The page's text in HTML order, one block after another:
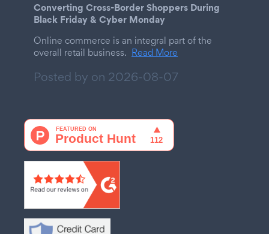
Converting Cross-Border Shoppers During
Black Friday & Cyber Monday
Online commerce is an integral part of the
overall retail business. Read More
Posted by on 2026-08-07